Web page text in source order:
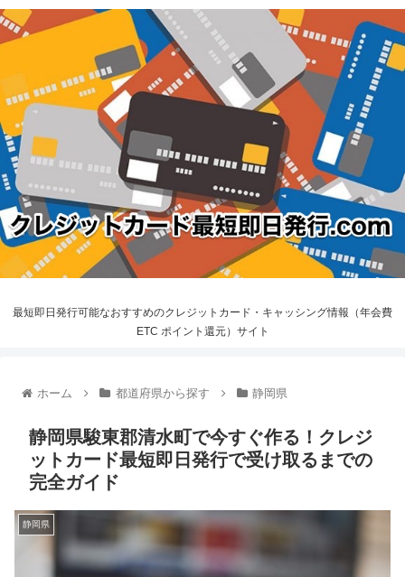
最短即日発行可能なおすすめのクレジットカード・キャッシング情報（年会費
ETC ポイント還元）サイト
ホーム 都道府県から探す 静岡県
静岡県駿東郡清水町で今すぐ作る！クレジ
ットカード最短即日発行で受け取るまでの
完全ガイド
静岡県